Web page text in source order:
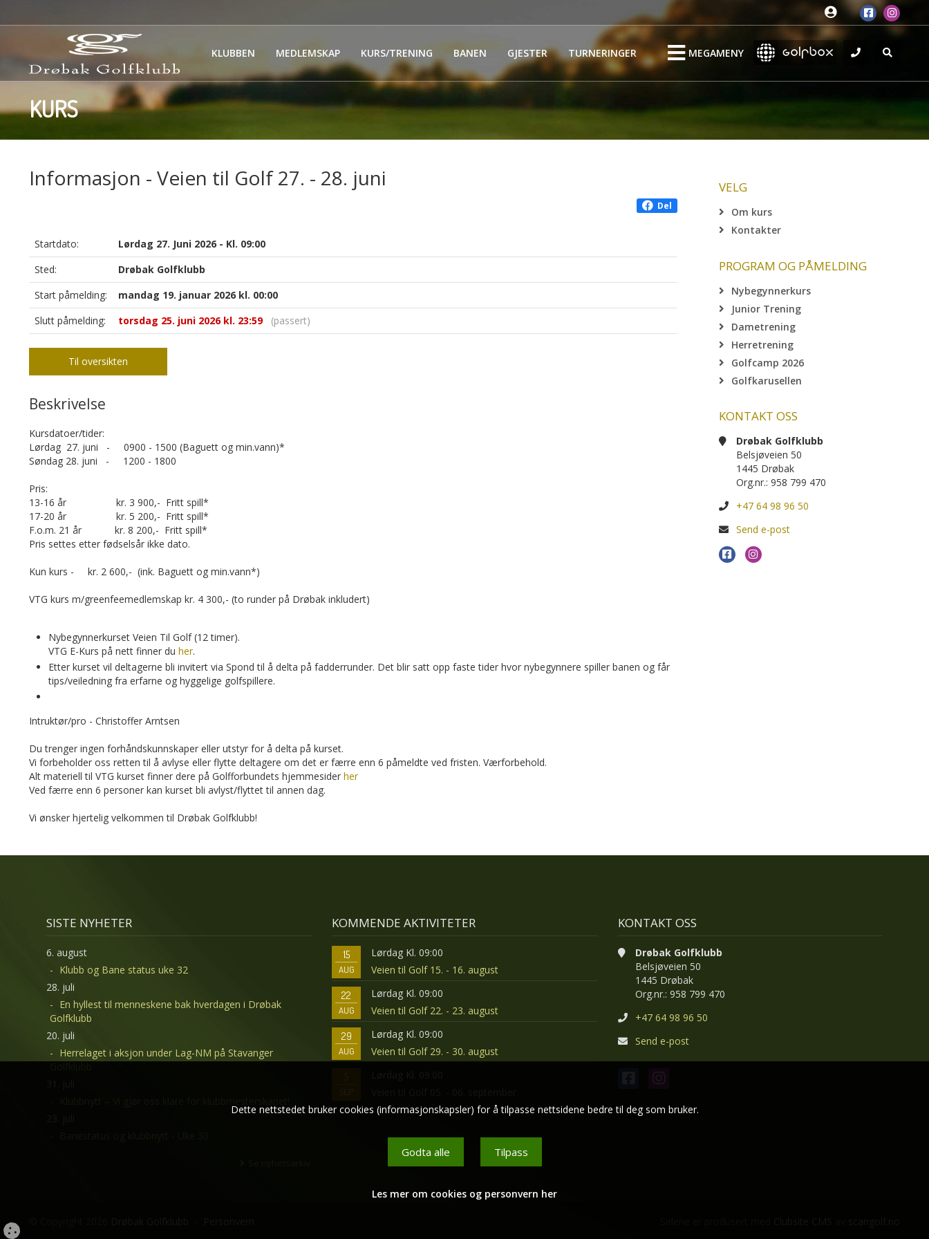
KLUBBEN MEDLEMSKAP KURS/TRENING BANEN GJESTER TURNERINGER MEGAMENY
KURS
Informasjon - Veien til Golf 27. - 28. juni
Del
Startdato:
Lørdag 27. Juni 2026 - Kl. 09:00
Sted:
Drøbak Golfklubb
Start påmelding:
mandag 19. januar 2026 kl. 00:00
Slutt påmelding:
torsdag 25. juni 2026 kl. 23:59(passert)
Til oversikten
Beskrivelse
Kursdatoer/tider:
Lørdag 27. juni - 0900 - 1500 (Baguett og min.vann)*
Søndag 28. juni - 1200 - 1800
Pris:
13-16 år kr. 3 900,- Fritt spill*
17-20 år kr. 5 200,- Fritt spill*
F.o.m. 21 år kr. 8 200,- Fritt spill*
Pris settes etter fødselsår ikke dato.
Kun kurs - kr. 2 600,- (ink. Baguett og min.vann*)
VTG kurs m/greenfeemedlemskap kr. 4 300,- (to runder på Drøbak inkludert)
Nybegynnerkurset Veien Til Golf (12 timer).
VTG E-Kurs på nett finner du her.
Etter kurset vil deltagerne bli invitert via Spond til å delta på fadderrunder. Det blir satt opp faste tider hvor nybegynnere spiller banen og får
tips/veiledning fra erfarne og hyggelige golfspillere.
Intruktør/pro - Christoffer Arntsen
Du trenger ingen forhåndskunnskaper eller utstyr for å delta på kurset.
Vi forbeholder oss retten til å avlyse eller flytte deltagere om det er færre enn 6 påmeldte ved fristen. Værforbehold.
Alt materiell til VTG kurset finner dere på Golfforbundets hjemmesider her
Ved færre enn 6 personer kan kurset bli avlyst/flyttet til annen dag.
Vi ønsker hjertelig velkommen til Drøbak Golfklubb!
VELG
Om kurs
Kontakter
PROGRAM OG PÅMELDING
Nybegynnerkurs
Junior Trening
Dametrening
Herretrening
Golfcamp 2026
Golfkarusellen
KONTAKT OSS
Drøbak Golfklubb
Belsjøveien 50
1445 Drøbak
Org.nr.: 958 799 470
+47 64 98 96 50
Send e-post
SISTE NYHETER
6. august
Klubb og Bane status uke 32
28. juli
En hyllest til menneskene bak hverdagen i Drøbak
Golfklubb
20. juli
Herrelaget i aksjon under Lag-NM på Stavanger
KOMMENDE AKTIVITETER
15
AUG
Lørdag Kl. 09:00
Veien til Golf 15. - 16. august
22
AUG
Lørdag Kl. 09:00
Veien til Golf 22. - 23. august
29
AUG
Lørdag Kl. 09:00
Veien til Golf 29. - 30. august
5
KONTAKT OSS
Drøbak Golfklubb
Belsjøveien 50
1445 Drøbak
Org.nr.: 958 799 470
+47 64 98 96 50
Send e-post
Dette nettstedet bruker cookies (informasjonskapsler) for å tilpasse nettsidene bedre til deg som bruker.
Godta alle Tilpass
Les mer om cookies og personvern her